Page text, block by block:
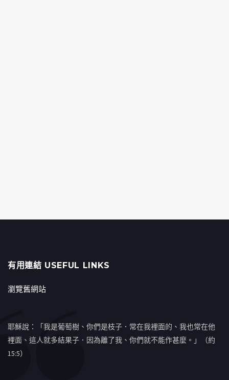
有用連結 USEFUL LINKS
瀏覽舊網站
耶穌說：「我是葡萄樹、你們是枝子．常在我裡面的、我也常在他
裡面、這人就多結果子．因為離了我、你們就不能作甚麼。」（約
15:5）